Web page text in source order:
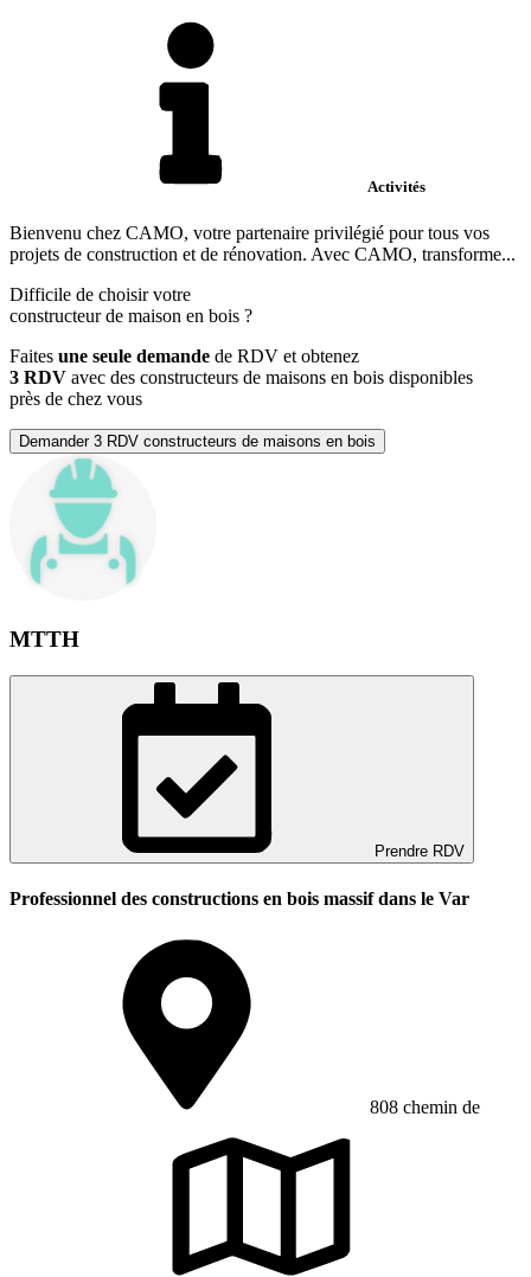
Activités
Bienvenu chez CAMO, votre partenaire privilégié pour tous vos
projets de construction et de rénovation. Avec CAMO, transforme...
Difficile de choisir votre
constructeur de maison en bois ?
Faites une seule demande de RDV et obtenez
3 RDV avec des constructeurs de maisons en bois disponibles
près de chez vous
Demander 3 RDV constructeurs de maisons en bois
MTTH
Prendre RDV
Professionnel des constructions en bois massif dans le Var
808 chemin de